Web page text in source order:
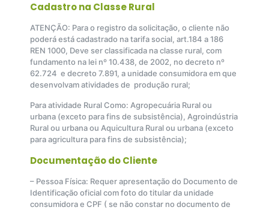
Cadastro na Classe Rural
ATENÇÃO: Para o registro da solicitação, o cliente não
poderá está cadastrado na tarifa social, art.184 a 186
REN 1000, Deve ser classificada na classe rural, com
fundamento na lei nº 10.438, de 2002, no decreto nº
62.724 e decreto 7.891, a unidade consumidora em que
desenvolvam atividades de produção rural;
Para atividade Rural Como: Agropecuária Rural ou
urbana (exceto para fins de subsistência), Agroindústria
Rural ou urbana ou Aquicultura Rural ou urbana (exceto
para agricultura para fins de subsistência);
Documentação do Cliente
– Pessoa Física: Requer apresentação do Documento de
Identificação oficial com foto do titular da unidade
consumidora e CPF ( se não constar no documento de